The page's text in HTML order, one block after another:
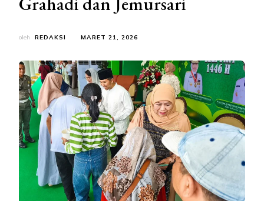
oleh REDAKSI MARET 21, 2026